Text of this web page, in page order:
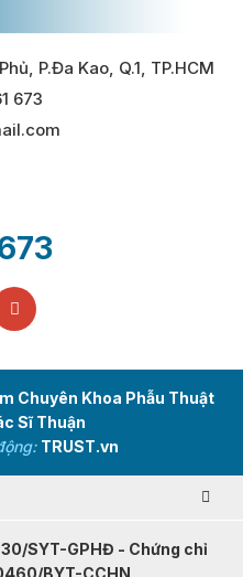
P.Đa Kao, Q.1, TP.HCM
673
Chuyên Khoa Phẫu Thuật
Sĩ Thuận
TRUST.vn
SYT-GPHĐ - Chứng chỉ
BYT-CCHN